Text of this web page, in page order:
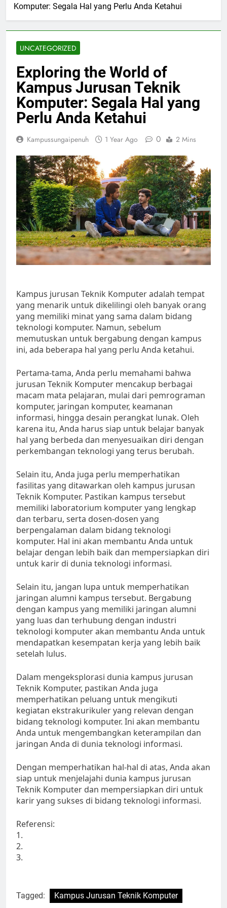
Komputer: Segala Hal yang Perlu Anda Ketahui
UNCATEGORIZED
Exploring the World of
Kampus Jurusan Teknik
Komputer: Segala Hal yang
Perlu Anda Ketahui
Kampussungaipenuh 1 Year Ago 0 2 Mins
Kampus jurusan Teknik Komputer adalah tempat
yang menarik untuk dikelilingi oleh banyak orang
yang memiliki minat yang sama dalam bidang
teknologi komputer. Namun, sebelum
memutuskan untuk bergabung dengan kampus
ini, ada beberapa hal yang perlu Anda ketahui.
Pertama-tama, Anda perlu memahami bahwa
jurusan Teknik Komputer mencakup berbagai
macam mata pelajaran, mulai dari pemrograman
komputer, jaringan komputer, keamanan
informasi, hingga desain perangkat lunak. Oleh
karena itu, Anda harus siap untuk belajar banyak
hal yang berbeda dan menyesuaikan diri dengan
perkembangan teknologi yang terus berubah.
Selain itu, Anda juga perlu memperhatikan
fasilitas yang ditawarkan oleh kampus jurusan
Teknik Komputer. Pastikan kampus tersebut
memiliki laboratorium komputer yang lengkap
dan terbaru, serta dosen-dosen yang
berpengalaman dalam bidang teknologi
komputer. Hal ini akan membantu Anda untuk
belajar dengan lebih baik dan mempersiapkan diri
untuk karir di dunia teknologi informasi.
Selain itu, jangan lupa untuk memperhatikan
jaringan alumni kampus tersebut. Bergabung
dengan kampus yang memiliki jaringan alumni
yang luas dan terhubung dengan industri
teknologi komputer akan membantu Anda untuk
mendapatkan kesempatan kerja yang lebih baik
setelah lulus.
Dalam mengeksplorasi dunia kampus jurusan
Teknik Komputer, pastikan Anda juga
memperhatikan peluang untuk mengikuti
kegiatan ekstrakurikuler yang relevan dengan
bidang teknologi komputer. Ini akan membantu
Anda untuk mengembangkan keterampilan dan
jaringan Anda di dunia teknologi informasi.
Dengan memperhatikan hal-hal di atas, Anda akan
siap untuk menjelajahi dunia kampus jurusan
Teknik Komputer dan mempersiapkan diri untuk
karir yang sukses di bidang teknologi informasi.
Referensi:
1.
2.
3.
Tagged: Kampus Jurusan Teknik Komputer